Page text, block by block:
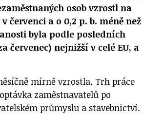
osob vzrostl na
červenci a o 0,2 p. b. méně než
byla podle posledních
červenec) nejnižší v celé EU, a
mírně vzrostla. Trh práce
zaměstnavatelů po
průmyslu a stavebnictví.